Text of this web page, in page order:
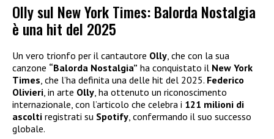
Olly sul New York Times: Balorda Nostalgia
è una hit del 2025
Un vero trionfo per il cantautore Olly, che con la sua
canzone “Balorda Nostalgia” ha conquistato il New York
Times, che l’ha definita una delle hit del 2025. Federico
Olivieri, in arte Olly, ha ottenuto un riconoscimento
internazionale, con l’articolo che celebra i 121 milioni di
ascolti registrati su Spotify, confermando il suo successo
globale.